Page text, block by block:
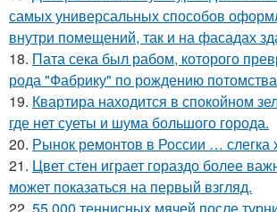
самых универсальных способов
внутри помещений, так и на фасадах
18. Пата сека был рабом, которого
рода "Фабрику" по рождению
19. Квартира находится в спокойном
где нет суеты и шума большого города.
20. Рынок ремонтов в России … слегка
21. Цвет стен играет гораздо более
может показаться на первый взгляд.